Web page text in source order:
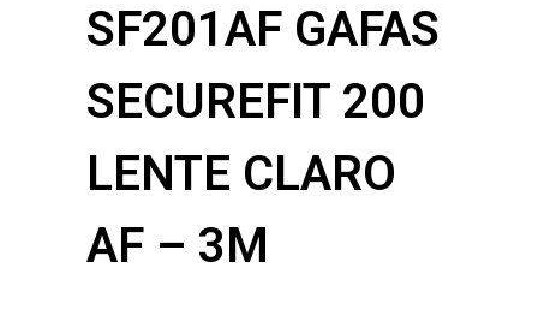
SF201AF GAFAS
SECUREFIT 200
LENTE CLARO
AF – 3M